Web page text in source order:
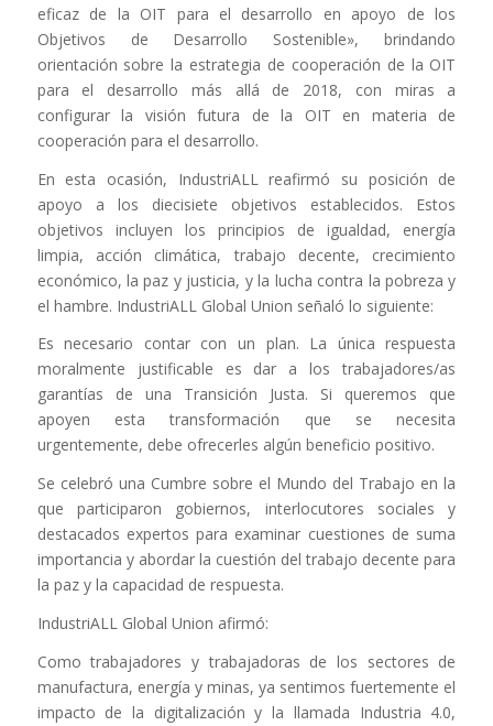
eficaz de la OIT para el desarrollo en apoyo de los
Objetivos de Desarrollo Sostenible», brindando
orientación sobre la estrategia de cooperación de la OIT
para el desarrollo más allá de 2018, con miras a
configurar la visión futura de la OIT en materia de
cooperación para el desarrollo.
En esta ocasión, IndustriALL reafirmó su posición de
apoyo a los diecisiete objetivos establecidos. Estos
objetivos incluyen los principios de igualdad, energía
limpia, acción climática, trabajo decente, crecimiento
económico, la paz y justicia, y la lucha contra la pobreza y
el hambre. IndustriALL Global Union señaló lo siguiente:
Es necesario contar con un plan. La única respuesta
moralmente justificable es dar a los trabajadores/as
garantías de una Transición Justa. Si queremos que
apoyen esta transformación que se necesita
urgentemente, debe ofrecerles algún beneficio positivo.
Se celebró una Cumbre sobre el Mundo del Trabajo en la
que participaron gobiernos, interlocutores sociales y
destacados expertos para examinar cuestiones de suma
importancia y abordar la cuestión del trabajo decente para
la paz y la capacidad de respuesta.
IndustriALL Global Union afirmó:
Como trabajadores y trabajadoras de los sectores de
manufactura, energía y minas, ya sentimos fuertemente el
impacto de la digitalización y la llamada Industria 4.0,